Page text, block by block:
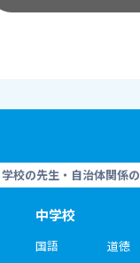
学校の先生・自治体関係
中学校
国語
道徳